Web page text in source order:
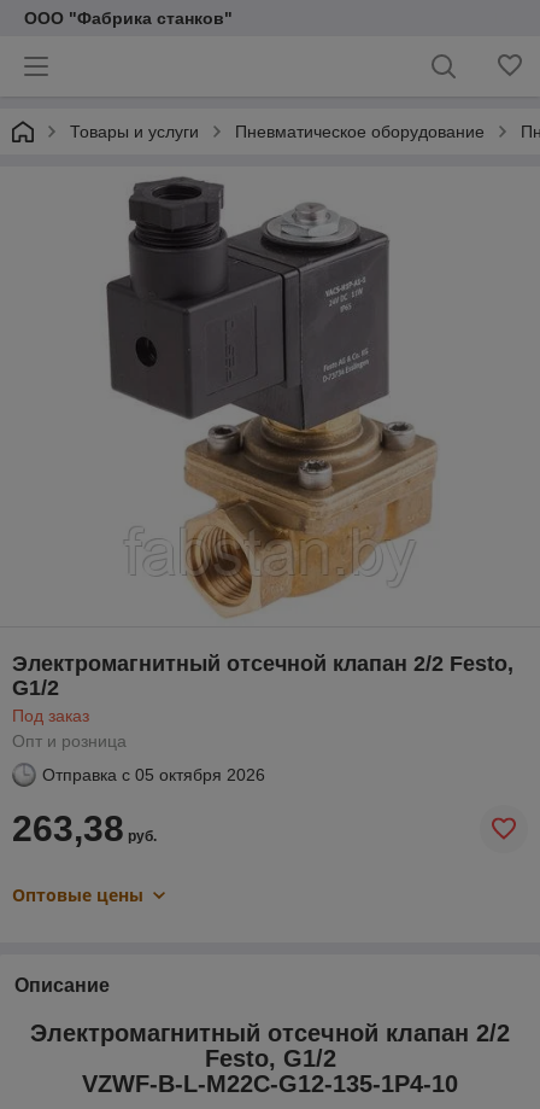
ООО "Фабрика станков"
Товары и услуги Пневматическое оборудование
Электромагнитный отсечной клапан 2/2 Festo,
G1/2
Под заказ
Опт и розница
Отправка с 05 октября 2026
263,38 руб.
Оптовые цены
Описание
Электромагнитный отсечной клапан 2/2
Festo, G1/2
VZWF-B-L-M22C-G12-135-1P4-10